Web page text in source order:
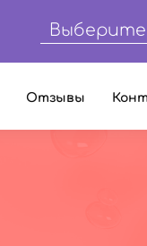
Отзывы